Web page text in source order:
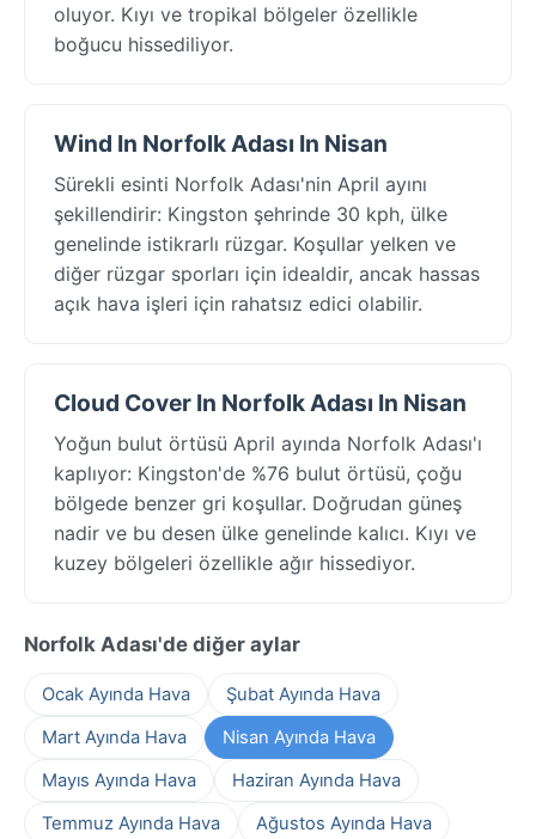
oluyor. Kıyı ve tropikal bölgeler özellikle
boğucu hissediliyor.
Wind In Norfolk Adası In Nisan
Sürekli esinti Norfolk Adası'nin April ayını
şekillendirir: Kingston şehrinde 30 kph, ülke
genelinde istikrarlı rüzgar. Koşullar yelken ve
diğer rüzgar sporları için idealdir, ancak hassas
açık hava işleri için rahatsız edici olabilir.
Cloud Cover In Norfolk Adası In Nisan
Yoğun bulut örtüsü April ayında Norfolk Adası'ı
kaplıyor: Kingston'de %76 bulut örtüsü, çoğu
bölgede benzer gri koşullar. Doğrudan güneş
nadir ve bu desen ülke genelinde kalıcı. Kıyı ve
kuzey bölgeleri özellikle ağır hissediyor.
Norfolk Adası'de diğer aylar
Ocak Ayında Hava
Şubat Ayında Hava
Mart Ayında Hava
Nisan Ayında Hava
Mayıs Ayında Hava
Haziran Ayında Hava
Temmuz Ayında Hava
Ağustos Ayında Hava